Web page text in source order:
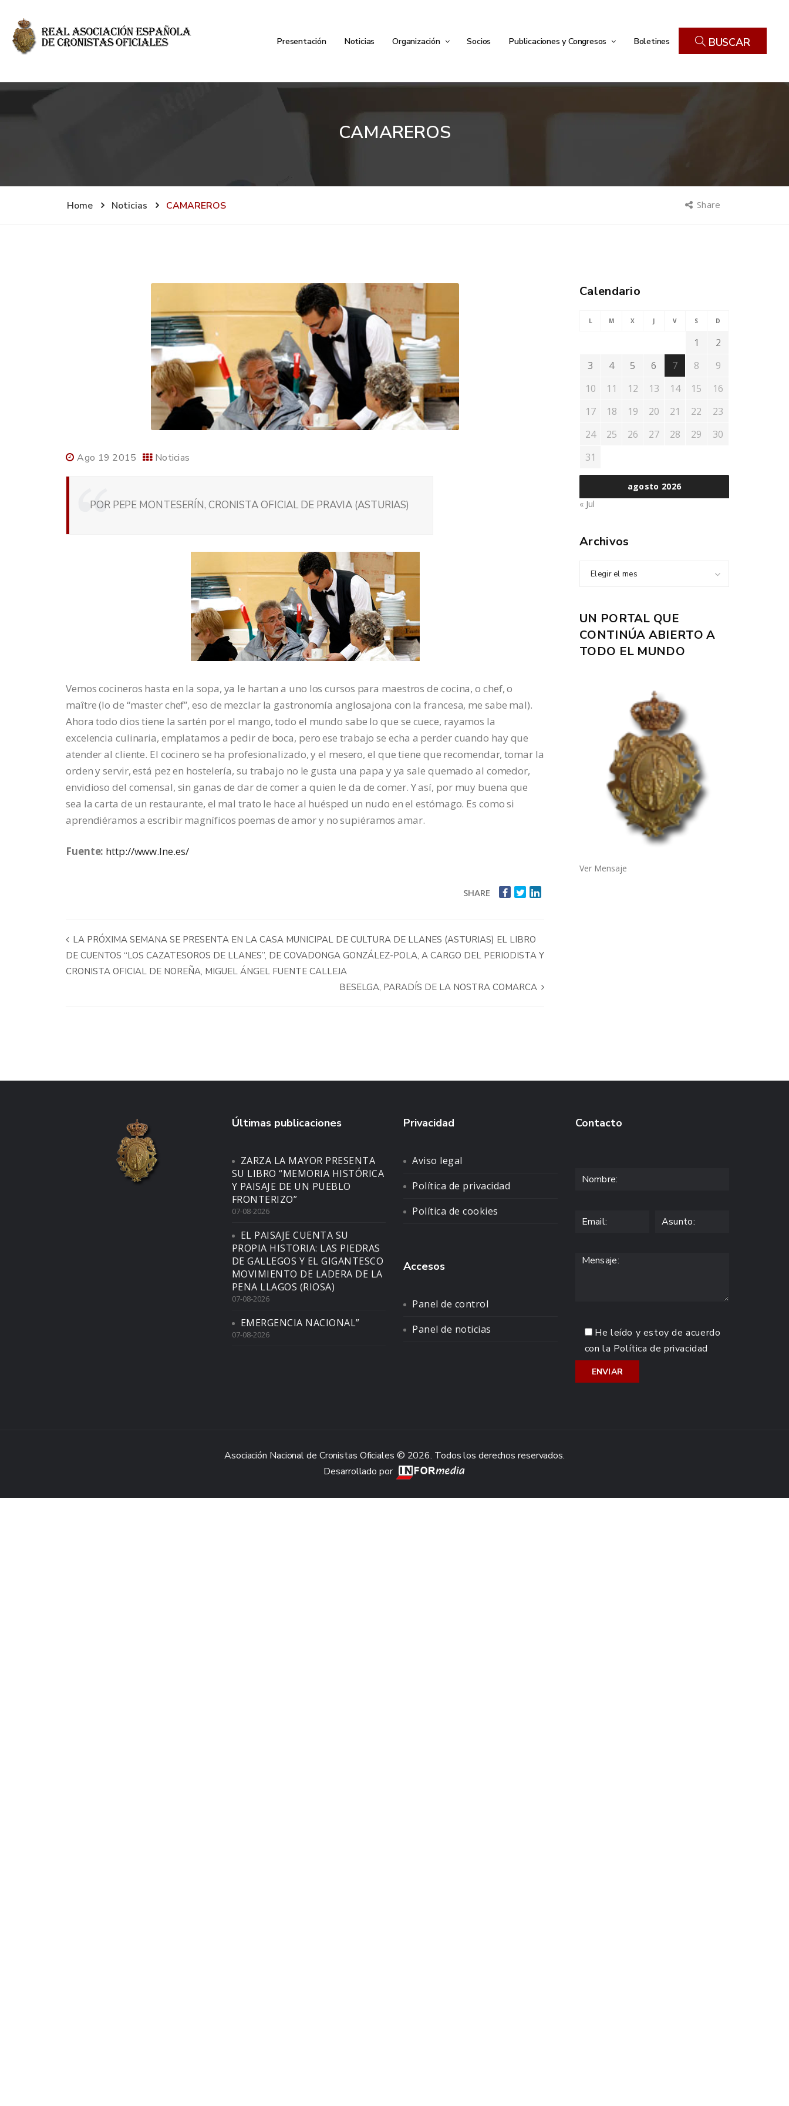
Presentación Noticias Organización Socios Publicaciones y Congresos Boletines BUSCAR
CAMAREROS
Home Noticias CAMAREROS Share
Ago 19 2015 Noticias
POR PEPE MONTESERÍN, CRONISTA OFICIAL DE PRAVIA (ASTURIAS)
Vemos cocineros hasta en la sopa, ya le hartan a uno los cursos para maestros de cocina, o chef, o
maître (lo de “master chef”, eso de mezclar la gastronomía anglosajona con la francesa, me sabe mal).
Ahora todo dios tiene la sartén por el mango, todo el mundo sabe lo que se cuece, rayamos la
excelencia culinaria, emplatamos a pedir de boca, pero ese trabajo se echa a perder cuando hay que
atender al cliente. El cocinero se ha profesionalizado, y el mesero, el que tiene que recomendar, tomar la
orden y servir, está pez en hostelería, su trabajo no le gusta una papa y ya sale quemado al comedor,
envidioso del comensal, sin ganas de dar de comer a quien le da de comer. Y así, por muy buena que
sea la carta de un restaurante, el mal trato le hace al huésped un nudo en el estómago. Es como si
aprendiéramos a escribir magníficos poemas de amor y no supiéramos amar.
Fuente: http://www.lne.es/
SHARE
LA PRÓXIMA SEMANA SE PRESENTA EN LA CASA MUNICIPAL DE CULTURA DE LLANES (ASTURIAS) EL LIBRO
DE CUENTOS “LOS CAZATESOROS DE LLANES”, DE COVADONGA GONZÁLEZ-POLA, A CARGO DEL PERIODISTA Y
CRONISTA OFICIAL DE NOREÑA, MIGUEL ÁNGEL FUENTE CALLEJA
BESELGA, PARADÍS DE LA NOSTRA COMARCA
Calendario
agosto 2026
L M X J V S D
1
2
3
4 5 6 7 8
9
10
11 12 13 14 15
16
17
18 19 20 21 22
23
24
25 26 27 28 29
30
31
« Jul
Archivos
Elegir el mes
UN PORTAL QUE
CONTINÚA ABIERTO A
TODO EL MUNDO
Ver Mensaje
Últimas publicaciones
ZARZA LA MAYOR PRESENTA
SU LIBRO “MEMORIA HISTÓRICA
Y PAISAJE DE UN PUEBLO
FRONTERIZO”
07-08-2026
EL PAISAJE CUENTA SU
PROPIA HISTORIA: LAS PIEDRAS
DE GALLEGOS Y EL GIGANTESCO
MOVIMIENTO DE LADERA DE LA
PENA LLAGOS (RIOSA)
07-08-2026
EMERGENCIA NACIONAL”
07-08-2026
Privacidad
Aviso legal
Política de privacidad
Política de cookies
Accesos
Panel de control
Panel de noticias
Contacto
He leído y estoy de acuerdo
con la Política de privacidad
Asociación Nacional de Cronistas Oficiales © 2026. Todos los derechos reservados.
Desarrollado por